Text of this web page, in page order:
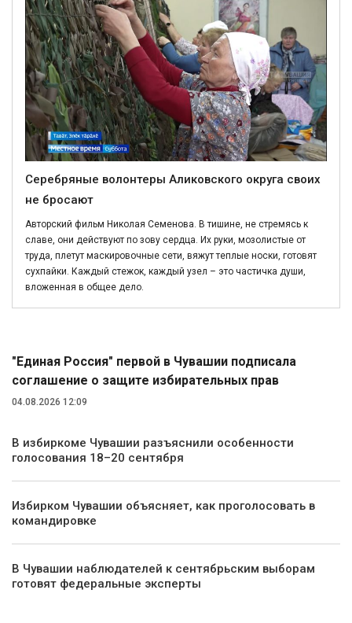
Серебряные волонтеры Аликовского округа своих
не бросают
Авторский фильм Николая Семенова. В тишине, не стремясь к
славе, они действуют по зову сердца. Их руки, мозолистые от
труда, плетут маскировочные сети, вяжут теплые носки, готовят
сухпайки. Каждый стежок, каждый узел – это частичка души,
вложенная в общее дело.
"Единая Россия" первой в Чувашии подписала
соглашение о защите избирательных прав
04.08.2026 12:09
В избиркоме Чувашии разъяснили особенности
голосования 18–20 сентября
Избирком Чувашии объясняет, как проголосовать в
командировке
В Чувашии наблюдателей к сентябрьским выборам
готовят федеральные эксперты